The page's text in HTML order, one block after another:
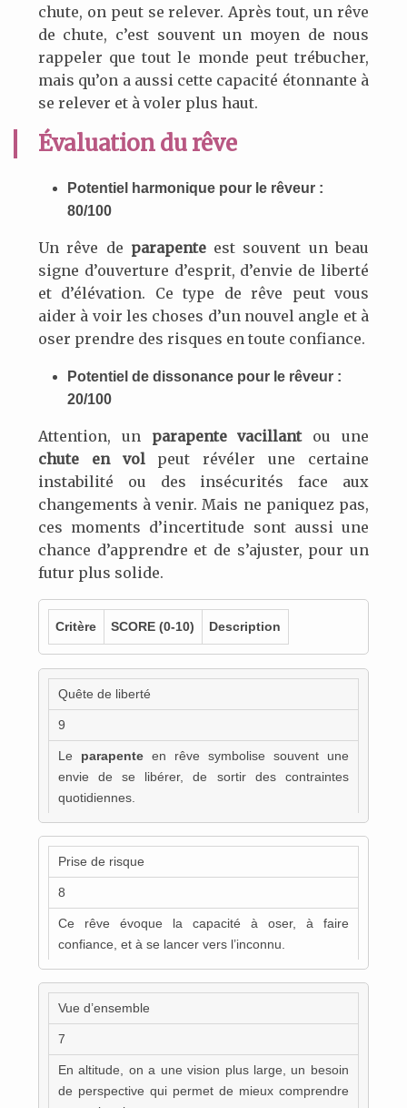
chute, on peut se relever. Après tout, un rêve
de chute, c’est souvent un moyen de nous
rappeler que tout le monde peut trébucher,
mais qu’on a aussi cette capacité étonnante à
se relever et à voler plus haut.
Évaluation du rêve
Potentiel harmonique pour le rêveur :
80/100
Un rêve de parapenteest souvent un beau
signe d’ouverture d’esprit, d’envie de liberté
et d’élévation. Ce type de rêve peut vous
aider à voir les choses d’un nouvel angle et à
oser prendre des risques en toute confiance.
Potentiel de dissonance pour le rêveur :
20/100
Attention, un parapente vacillantou une
chute en volpeut révéler une certaine
instabilité ou des insécurités face aux
changements à venir. Mais ne paniquez pas,
ces moments d’incertitude sont aussi une
chance d’apprendre et de s’ajuster, pour un
futur plus solide.
Critère SCORE (0-10) Description
Quête de liberté
9
Le parapenteen rêve symbolise souvent une
envie de se libérer, de sortir des contraintes
quotidiennes.
Prise de risque
8
Ce rêve évoque la capacité à oser, à faire
confiance, et à se lancer vers l’inconnu.
Vue d’ensemble
7
En altitude, on a une vision plus large, un besoin
de perspective qui permet de mieux comprendre